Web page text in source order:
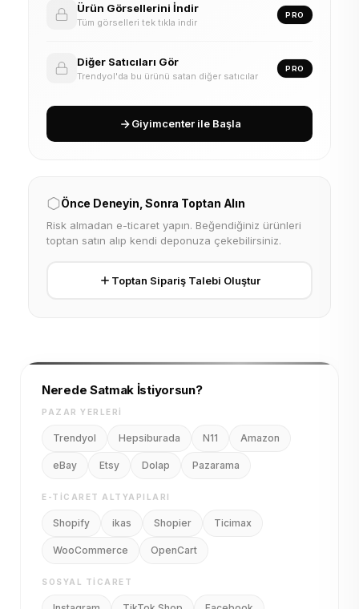
Ürün Görsellerini İndir
Tüm görselleri tek tıkla indir
PRO
Diğer Satıcıları Gör
Trendyol'da bu ürünü satan diğer satıcılar
PRO
Giyimcenter ile Başla
Önce Deneyin, Sonra Toptan Alın
Risk almadan e-ticaret yapın. Beğendiğiniz ürünleri
toptan satın alıp kendi deponuza çekebilirsiniz.
Toptan Sipariş Talebi Oluştur
Nerede Satmak İstiyorsun?
PAZAR YERLERI
Trendyol Hepsiburada N11 Amazon
eBay Etsy Dolap Pazarama
E-TICARET ALTYAPILARI
Shopify ikas Shopier Ticimax
WooCommerce OpenCart
SOSYAL TICARET